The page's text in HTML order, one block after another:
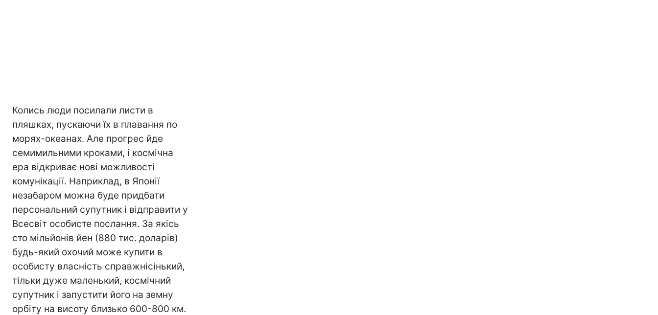
Колись люди посилали листи в
пляшках, пускаючи їх в плавання по
морях-океанах. Але прогрес йде
семимильними кроками, і космічна
ера відкриває нові можливості
комунікації. Наприклад, в Японії
незабаром можна буде придбати
персональний супутник і відправити у
Всесвіт особисте послання. За якісь
сто мільйонів йен (880 тис. доларів)
будь-який охочий може купити в
особисту власність справжнісінький,
тільки дуже маленький, космічний
супутник і запустити його на земну
орбіту на висоту близько 600-800 км.